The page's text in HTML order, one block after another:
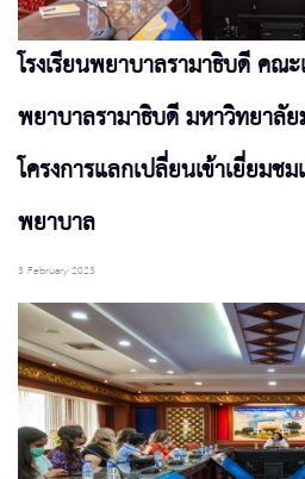
โรงเรียนพยาบาลรามาธิบดี คณ
พยาบาลรามาธิบดี มหาวิทยาลั
โครงการแลกเปลี่ยนเข้าเยี่ยม
พยาบาล
3 February 2023